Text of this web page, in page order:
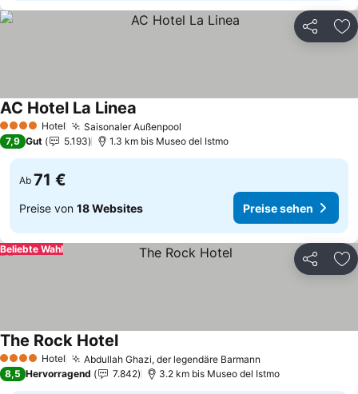
Teilen
4 Sterne Hotel Saisonaler Außenpool
AC Hotel La Linea
7,9 Gut 5.193 1.3 km bis Museo del Istmo
Ab 71 €
Preise von 18 Websites Preise sehen
Teilen
Beliebte Wahl
4 Sterne Hotel Abdullah Ghazi, der legendäre Barmann
The Rock HotelPreise sehen
8,5 Hervorragend 7.842 3.2 km bis Museo del Istmo